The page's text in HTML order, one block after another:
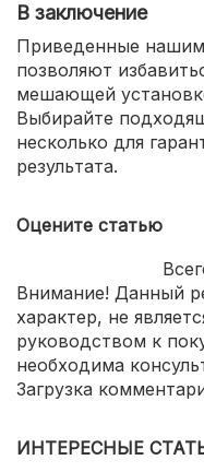
В заключение
Приведенные
позволяют
мешающей
Выбирайте
несколько для
результата.
Оцените статью
Внимание! Данный
характер, не
руководством к
необходима
Загрузка
ИНТЕРЕСНЫЕ